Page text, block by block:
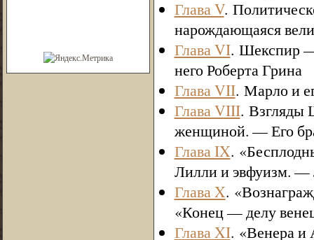
Глава V.
нарождающаяся
Глава VI. Шекспир
него Роберта Грина
Глава VII. Марло и
Глава VIII. Взгляды
женщиной. — Его
Глава IX.
Лилли и эвфуизм.
Глава X.
«Конец — делу
Глава XI. «Венера